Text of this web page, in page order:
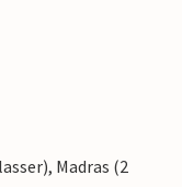
Madras (2